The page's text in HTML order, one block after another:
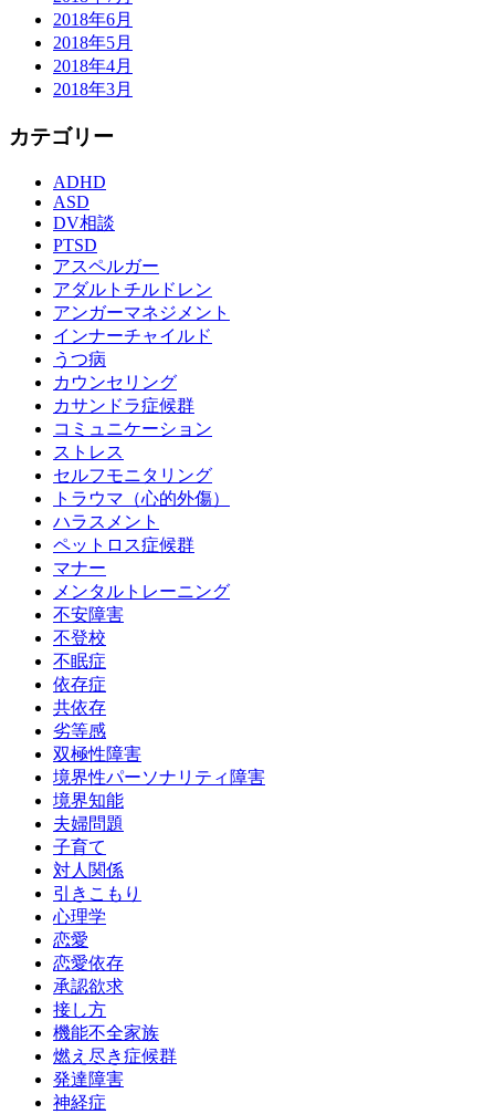
2018年6月
2018年5月
2018年4月
2018年3月
カテゴリー
ADHD
ASD
DV相談
PTSD
アスペルガー
アダルトチルドレン
アンガーマネジメント
インナーチャイルド
うつ病
カウンセリング
カサンドラ症候群
コミュニケーション
ストレス
セルフモニタリング
トラウマ（心的外傷）
ハラスメント
ペットロス症候群
マナー
メンタルトレーニング
不安障害
不登校
不眠症
依存症
共依存
劣等感
双極性障害
境界性パーソナリティ障害
境界知能
夫婦問題
子育て
対人関係
引きこもり
心理学
恋愛
恋愛依存
承認欲求
接し方
機能不全家族
燃え尽き症候群
発達障害
神経症